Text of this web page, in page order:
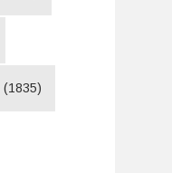
(1835)